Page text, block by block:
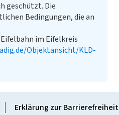
geschützt. Die
Bedingungen, die an
im Eifelkreis
Objektansicht/KLD-
Erklärung zur Barrierefreiheit